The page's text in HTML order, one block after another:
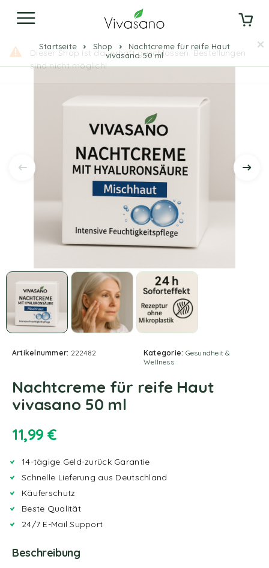
Startseite Shop
Nachtcreme für reife Haut
vivasano 50 ml
Artikelnummer: 222482 Kategorie: Gesundheit &
Wellness
Nachtcreme für reife Haut
vivasano 50 ml
11,99 €
14-tägige Geld-zurück Garantie
Schnelle Lieferung aus Deutschland
Käuferschutz
Beste Qualität
24/7 E-Mail Support
Beschreibung